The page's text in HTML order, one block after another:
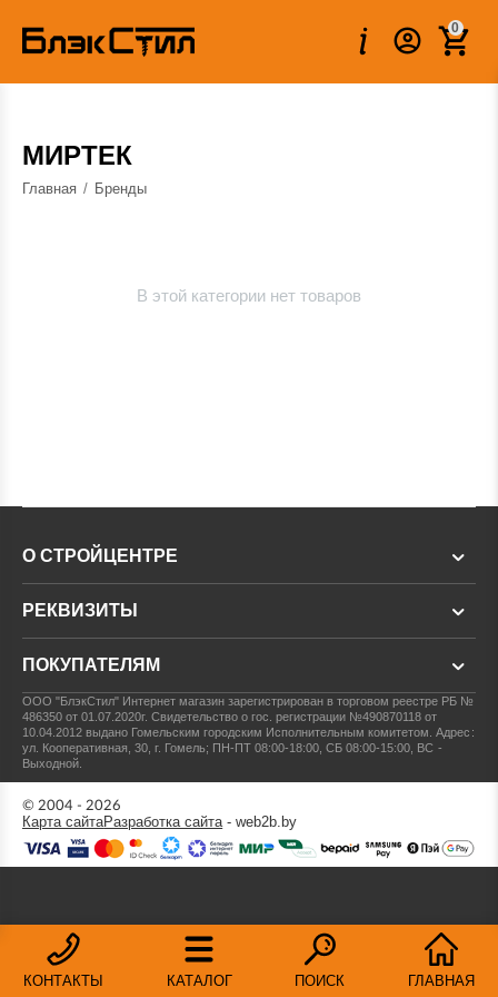
0
МИРТЕК
Главная / Бренды
В этой категории нет товаров
КОНТАКТЫ КАТАЛОГ ПОИСК ГЛАВНАЯ
О СТРОЙЦЕНТРЕ
РЕКВИЗИТЫ
ПОКУПАТЕЛЯМ
ООО "БлэкСтил" Интернет магазин зарегистрирован в торговом реестре РБ №
486350 от 01.07.2020г.Свидетельство о гос. регистрации №490870118 от
10.04.2012 выдано Гомельским городским Исполнительным комитетом.Адрес:
ул. Кооперативная, 30, г. Гомель; ПН-ПТ 08:00-18:00, СБ 08:00-15:00, ВС -
Выходной.
© 2004 - 2026
Карта сайтаРазработка сайта- web2b.by